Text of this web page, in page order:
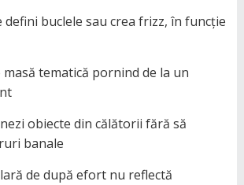
buclele sau crea frizz, în funcție
masă tematică pornind de la un
obiecte din călătorii fără să
banale
de după efort nu reflectă